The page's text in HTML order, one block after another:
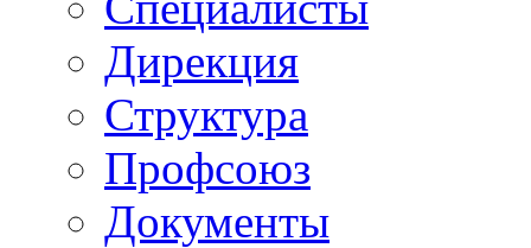
Дирекция
Структура
Профсоюз
Документы